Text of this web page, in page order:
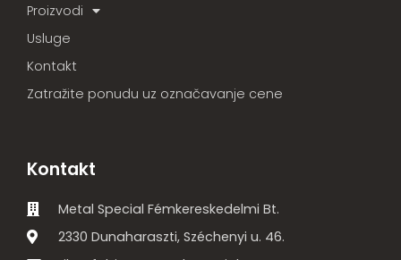
Proizvodi
Usluge
Kontakt
Zatražite ponudu uz označavanje cene
Kontakt
Metal Special Fémkereskedelmi Bt.
2330 Dunaharaszti, Széchenyi u. 46.